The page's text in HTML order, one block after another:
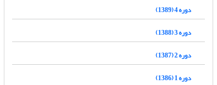
دوره 4 (1389)
دوره 3 (1388)
دوره 2 (1387)
دوره 1 (1386)